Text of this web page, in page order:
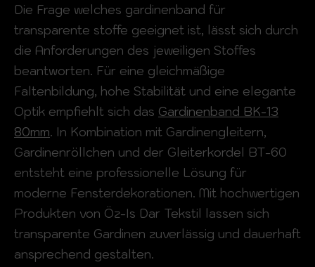
Die Frage welches gardinenband für
transparente stoffe geeignet ist, lässt sich durch
die Anforderungen des jeweiligen Stoffes
beantworten. Für eine gleichmäßige
Faltenbildung, hohe Stabilität und eine elegante
Optik empfiehlt sich das Gardinenband BK-13
80mm. In Kombination mit Gardinengleitern,
Gardinenröllchen und der Gleiterkordel BT-60
entsteht eine professionelle Lösung für
moderne Fensterdekorationen. Mit hochwertigen
Produkten von Öz-Is Dar Tekstil lassen sich
transparente Gardinen zuverlässig und dauerhaft
ansprechend gestalten.